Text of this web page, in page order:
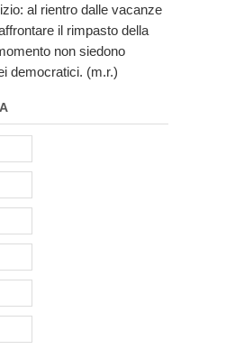
al rientro dalle vacanze
il rimpasto della
non siedono
democratici. (m.r.)